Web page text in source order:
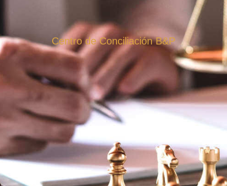
Centro de Conciliación B&P